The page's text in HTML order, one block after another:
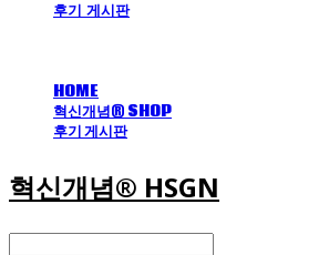
후기 게시판
HOME
혁신개념® SHOP
후기 게시판
혁신개념® HSGN